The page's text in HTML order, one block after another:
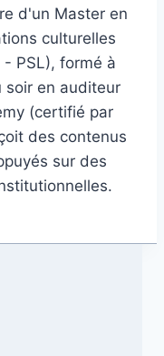
d'un Master en
culturelles
PSL), formé à
soir en auditeur
(certifié par
des contenus
sur des